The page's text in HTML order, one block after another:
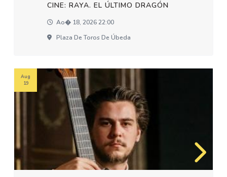
CINE: RAYA. EL ÚLTIMO DRAGÓN
Ao� 18, 2026 22:00
Plaza De Toros De Úbeda
Aug
19